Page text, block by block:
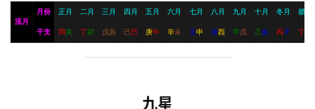
流月
月份 正月 二月 三月 四月 五月 六月 七月 八月 九月 十月 冬月 腊月
干支 丙寅 丁卯 戊辰 己巳 庚午 辛未 壬申 癸酉 甲 戌 乙亥 丙子 丁
九星